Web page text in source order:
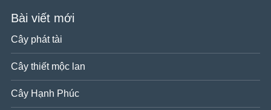
Bài viết mới
Cây phát tài
Cây thiết mộc lan
Cây Hạnh Phúc